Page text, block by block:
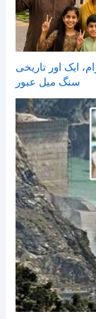
ایک اور تاریخی
سنگ میل عبور